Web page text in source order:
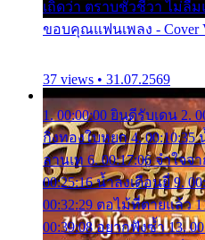
เถิดว่า ตราบชั่วชีวา ไม่ลืม
ขอบคุณแฟนเพลง - Cover
37 views • 31.07.2569
1. 00:00:00 ยินดีรับเดน 2.
กิ่งทองใบหยก 4. 00:10:35
ลานเท 6. 00:17:06 จำใจจ
00:25:16 น้ำลงเดือนยี่ 9.
00:32:29 ตอไม้ที่ตายแล้ว
00:39:08 อยากฟังซ้ำ 13.